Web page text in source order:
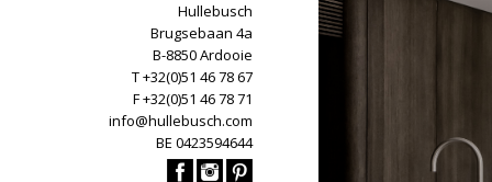
Hullebusch
Brugsebaan 4a
B-8850 Ardooie
T +32(0)51 46 78 67
F +32(0)51 46 78 71
info@hullebusch.com
BE 0423594644